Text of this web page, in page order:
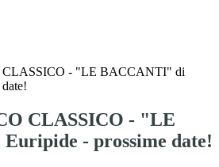
CLASSICO - "LE BACCANTI" di
CLASSICO - "LE
- prossime date!